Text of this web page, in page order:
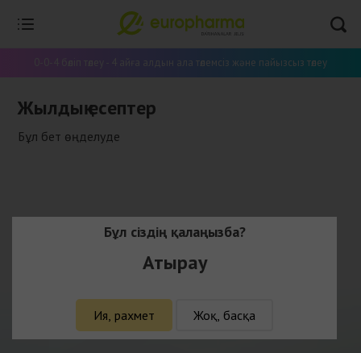
0-0-4 бөліп төлеу - 4 айға алдын ала төлемсіз және пайызсыз төлеу
Жылдық есептер
Бұл бет өңделуде
Бұл сіздің қалаңызба?
Атырау
Ия, рахмет Жоқ, басқа